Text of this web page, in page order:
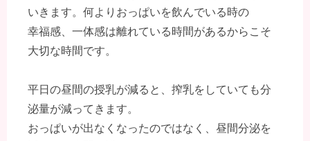
いきます。何よりおっぱいを飲んでいる時の
幸福感、一体感は離れている時間があるからこそ
大切な時間です。
平日の昼間の授乳が減ると、搾乳をしていても分
泌量が減ってきます。
おっぱいが出なくなったのではなく、昼間分泌を